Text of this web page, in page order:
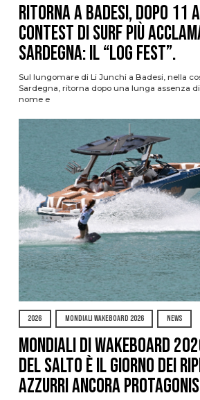
Ritorna a Badesi, dopo 11
contest di surf più
Sardegna: il “Log Fest”.
Sul lungomare di Li Junchi a Badesi, nella
Sardegna, ritorna dopo una lunga assenza
nome e
2026 MONDIALI WAKEBOARD 2026 NEWS
Mondiali di Wakeboard
del Salto è il giorno dei
azzurri ancora